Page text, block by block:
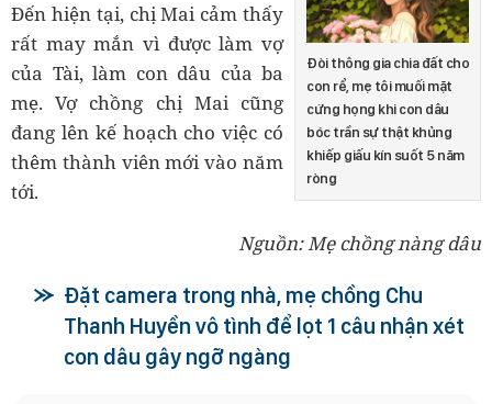
Đòi thông gia chia đất cho
con rể, mẹ tôi muối mặt
cứng họng khi con dâu
bóc trần sự thật khủng
khiếp giấu kín suốt 5 năm
ròng
Đến hiện tại, chị Mai cảm thấy
rất may mắn vì được làm vợ
của Tài, làm con dâu của ba
mẹ. Vợ chồng chị Mai cũng
đang lên kế hoạch cho việc có
thêm thành viên mới vào năm
tới.
Nguồn: Mẹ chồng nàng dâu
Đặt camera trong nhà, mẹ chồng Chu
Thanh Huyền vô tình để lọt 1 câu nhận xét
con dâu gây ngỡ ngàng